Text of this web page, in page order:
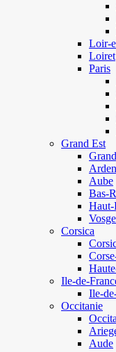
Loir-
Loiret
Paris
Grand Est
Aube
Bas-
Corsica
Ile-de-
Ile-
Occitanie
Aude